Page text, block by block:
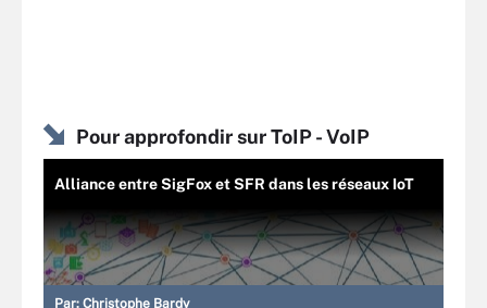
Pour approfondir sur ToIP - VoIP
Alliance entre SigFox et SFR dans les réseaux IoT
Par: Christophe Bardy